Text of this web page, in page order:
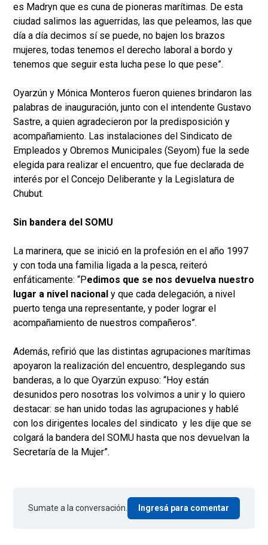
es Madryn que es cuna de pioneras marítimas. De esta
ciudad salimos las aguerridas, las que peleamos, las que
día a día decimos sí se puede, no bajen los brazos
mujeres, todas tenemos el derecho laboral a bordo y
tenemos que seguir esta lucha pese lo que pese”.
Oyarzún y Mónica Monteros fueron quienes brindaron las
palabras de inauguración, junto con el intendente Gustavo
Sastre, a quien agradecieron por la predisposición y
acompañamiento. Las instalaciones del Sindicato de
Empleados y Obremos Municipales (Seyom) fue la sede
elegida para realizar el encuentro, que fue declarada de
interés por el Concejo Deliberante y la Legislatura de
Chubut.
Sin bandera del SOMU
La marinera, que se inició en la profesión en el año 1997
y con toda una familia ligada a la pesca, reiteró
enfáticamente: “Pedimos que se nos devuelva nuestro
lugar a nivel nacional y que cada delegación, a nivel
puerto tenga una representante, y poder lograr el
acompañamiento de nuestros compañeros”.
Además, refirió que las distintas agrupaciones marítimas
apoyaron la realización del encuentro, desplegando sus
banderas, a lo que Oyarzún expuso: “Hoy están
desunidos pero nosotras los volvimos a unir y lo quiero
destacar: se han unido todas las agrupaciones y hablé
con los dirigentes locales del sindicato y les dije que se
colgará la bandera del SOMU hasta que nos devuelvan la
Secretaría de la Mujer”.
Sumate a la conversación. Ingresá para comentar